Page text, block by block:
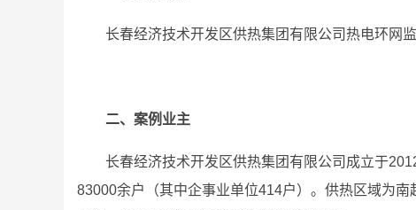
长春经济技术开发区供热集团有限公司热电环网
二、案例业主
长春经济技术开发区供热集团有限公司成立于
83000余户（其中企事业单位414户）。供热区域为